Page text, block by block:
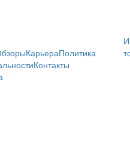
КарьераПолитика
Контакты